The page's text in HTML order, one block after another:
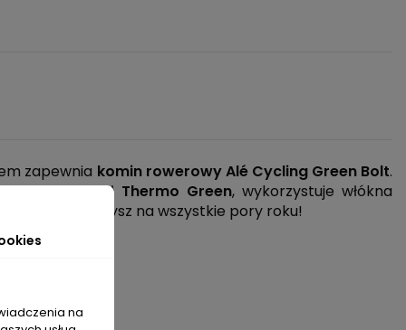
zapewnia komin rowerowy Alé Cycling Green Bolt.
materiał Thermo Green, wykorzystuje włókna
towarzysz na wszystkie pory roku!
na